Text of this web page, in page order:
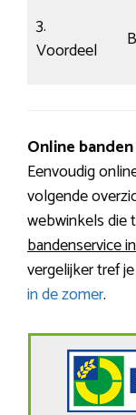
3.
Voordeel
Online
Eenvoudig
volgende
webwinkels die
bandenservice
vergelijker tref
in de zomer.